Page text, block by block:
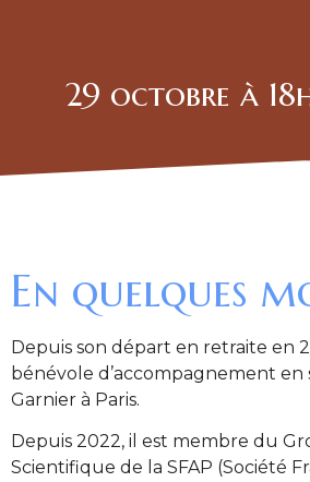
29 octobre à
En quelques
Depuis son départ en retraite en
bénévole d’accompagnement en
Garnier à Paris.
Depuis 2022, il est membre du
Scientifique de la SFAP (Société